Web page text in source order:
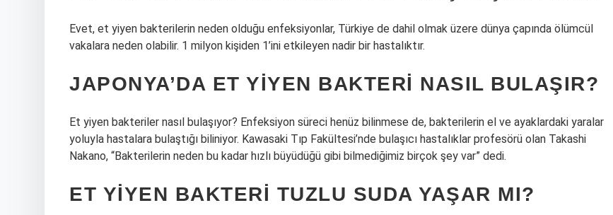
Evet, et yiyen bakterilerin neden olduğu enfeksiyonlar, Türkiye de dahil olmak üzere dünya çapında ölümcül
vakalara neden olabilir. 1 milyon kişiden 1’ini etkileyen nadir bir hastalıktır.
JAPONYA’DA ET YIYEN BAKTERI NASIL BULAŞIR?
Et yiyen bakteriler nasıl bulaşıyor? Enfeksiyon süreci henüz bilinmese de, bakterilerin el ve ayaklardaki yaralar
yoluyla hastalara bulaştığı biliniyor. Kawasaki Tıp Fakültesi’nde bulaşıcı hastalıklar profesörü olan Takashi
Nakano, “Bakterilerin neden bu kadar hızlı büyüdüğü gibi bilmediğimiz birçok şey var” dedi.
ET YIYEN BAKTERI TUZLU SUDA YAŞAR MI?